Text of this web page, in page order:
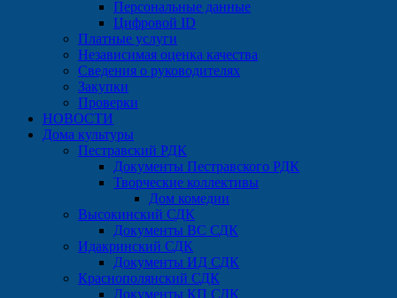
Персональные данные
Цифровой ID
Платные услуги
Независимая оценка качества
Сведения о руководителях
Закупки
Проверки
НОВОСТИ
Дома культуры
Пестравский РДК
Документы Пестравского РДК
Творческие коллективы
Дом комедии
Высокинский СДК
Документы ВС СДК
Идакринский СДК
Документы ИД СДК
Краснополянский СДК
Документы КП СДК